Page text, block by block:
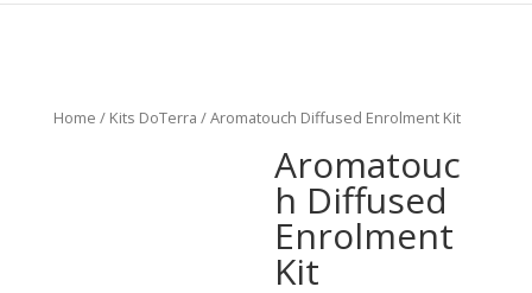
Home / Kits DoTerra / Aromatouch Diffused Enrolment Kit
Aromatouc
h Diffused
Enrolment
Kit